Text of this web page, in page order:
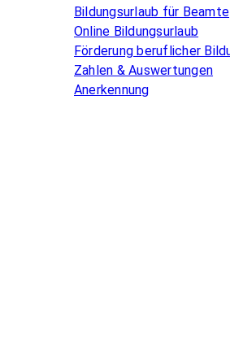
Bildungsurlaub für Beamte
Online Bildungsurlaub
Förderung beruflicher
Zahlen & Auswertungen
Anerkennung